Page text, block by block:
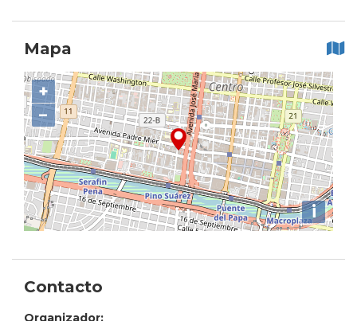
Mapa
+
−
i
Contacto